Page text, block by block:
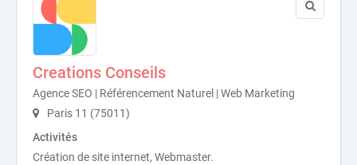
Creations Conseils
Agence SEO | Référencement Naturel | Web Marketing
Paris 11 (75011)
Activités
Création de site internet, Webmaster.